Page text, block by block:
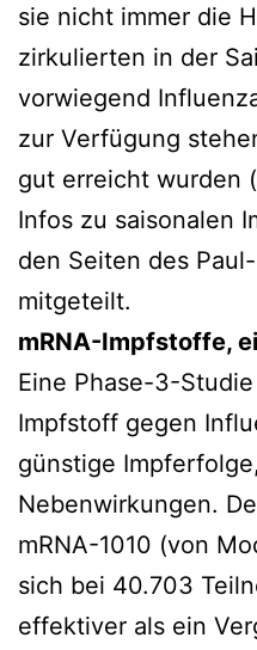
sie nicht immer die
zirkulierten in der
vorwiegend
zur Verfügung
gut erreicht wurden
Infos zu saisonalen
den Seiten des
mitgeteilt.
mRNA-Impfstoffe,
Eine Phase-3-
Impfstoff gegen
günstige
Nebenwirkungen.
mRNA-1010 (von
sich bei 40.703
effektiver als ein